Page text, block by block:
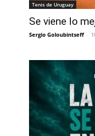
Tenis de Uruguay
Se viene lo
Sergio Goloubintseff -